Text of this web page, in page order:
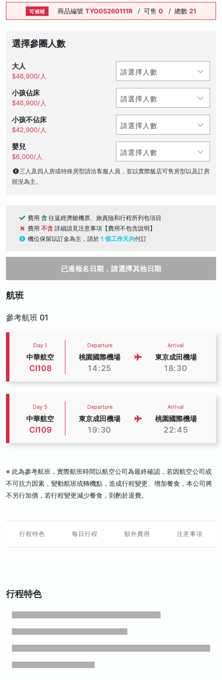
可候補 商品編號 TYO05260111R / 可售 0 / 總數 21
選擇參團人數
大人
$46,900/人
小孩佔床
$46,900/人
小孩不佔床
$42,900/人
嬰兒
$6,000/人
三人及四人房或特殊房型請洽客服人員，並以實際飯店可售房型以及訂房
狀況為主。
費用 含 往返經濟艙機票、旅責險和行程所列包項目
費用 不含 詳細請見注意事項【費用不包含說明】
機位保留以訂金為主，請於 1 個工作天內付訂
已過報名日期，請選擇其他日期
航班
參考航班 01
Day 1
中華航空
CI108
Departure
桃園國際機場
14:25
Arrival
東京成田機場
18:30
Day 5
中華航空
CI109
Departure
東京成田機場
19:30
Arrival
桃園國際機場
22:45
※ 此為參考航班，實際航班時間以航空公司為最終確認，若因航空公司或
不可抗力因素，變動航班或轉機點，造成行程變更、增加餐食，本公司將
不另行加價，若行程變更減少餐食，則酌於退費。
行程特色 每日行程 額外費用 注意事項
行程特色